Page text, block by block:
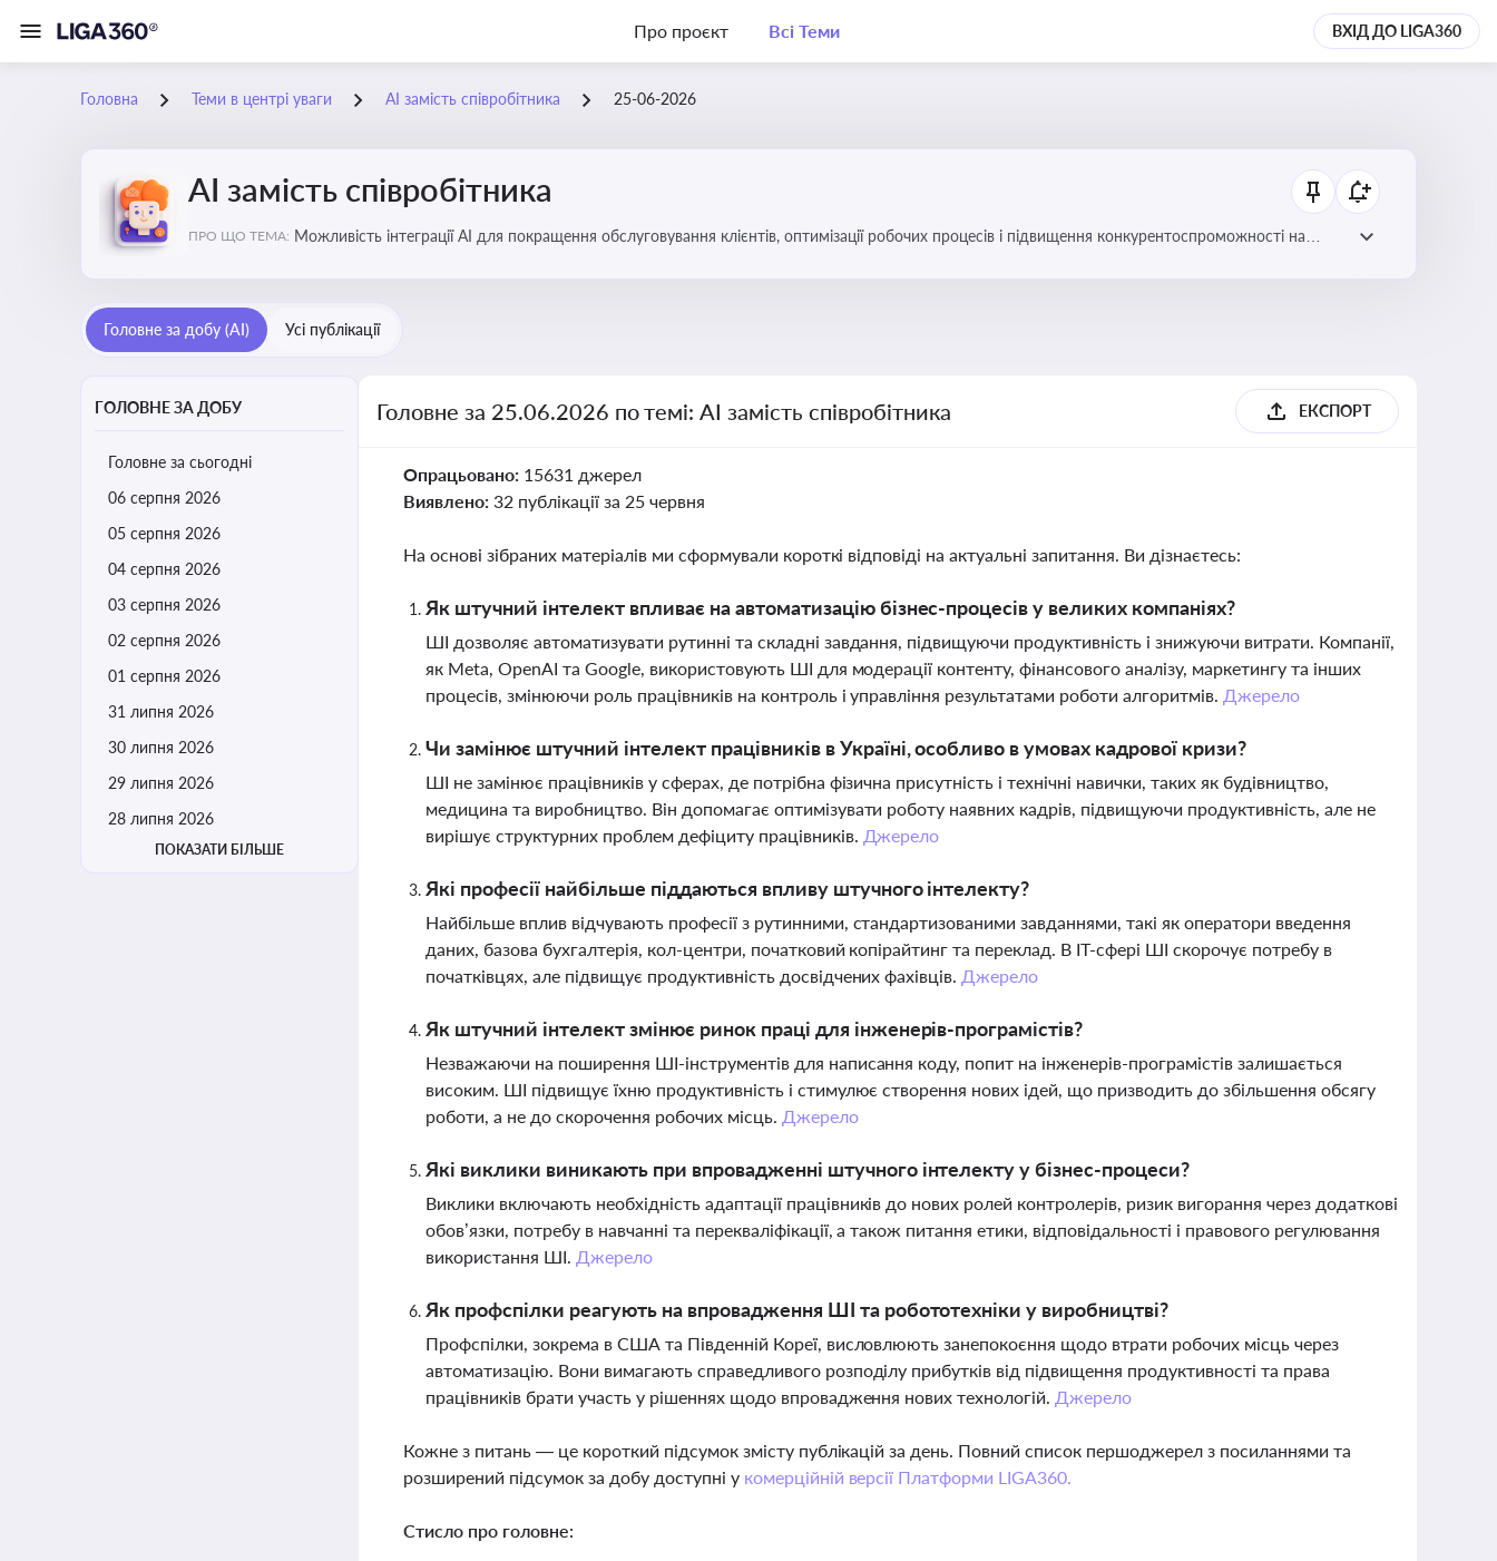
Про проєкт Всі Теми ВХІД ДО LIGA360
Головна Теми в центрі уваги АІ замість співробітника 25-06-2026
АІ замість співробітника
ПРО ЩО ТЕМА: Можливість інтеграції АІ для покращення обслуговування клієнтів, оптимізації робочих процесів і підвищення конкурентоспроможності на
Головне за добу (AI) Усі публікації
ГОЛОВНЕ ЗА ДОБУ
Головне за сьогодні
06 серпня 2026
05 серпня 2026
04 серпня 2026
03 серпня 2026
02 серпня 2026
01 серпня 2026
31 липня 2026
30 липня 2026
29 липня 2026
28 липня 2026
ПОКАЗАТИ БІЛЬШЕ
Головне за 25.06.2026 по темі: АІ замість співробітника ЕКСПОРТ
Опрацьовано: 15631 джерел
Виявлено: 32 публікації за 25 червня
На основі зібраних матеріалів ми сформували короткі відповіді на актуальні запитання. Ви дізнаєтесь:
Як штучний інтелект впливає на автоматизацію бізнес-процесів у великих компаніях?
ШІ дозволяє автоматизувати рутинні та складні завдання, підвищуючи продуктивність і знижуючи витрати. Компанії,
як Meta, OpenAI та Google, використовують ШІ для модерації контенту, фінансового аналізу, маркетингу та інших
процесів, змінюючи роль працівників на контроль і управління результатами роботи алгоритмів. Джерело
Чи замінює штучний інтелект працівників в Україні, особливо в умовах кадрової кризи?
ШІ не замінює працівників у сферах, де потрібна фізична присутність і технічні навички, таких як будівництво,
медицина та виробництво. Він допомагає оптимізувати роботу наявних кадрів, підвищуючи продуктивність, але не
вирішує структурних проблем дефіциту працівників. Джерело
Які професії найбільше піддаються впливу штучного інтелекту?
Найбільше вплив відчувають професії з рутинними, стандартизованими завданнями, такі як оператори введення
даних, базова бухгалтерія, кол-центри, початковий копірайтинг та переклад. В ІТ-сфері ШІ скорочує потребу в
початківцях, але підвищує продуктивність досвідчених фахівців. Джерело
Як штучний інтелект змінює ринок праці для інженерів-програмістів?
Незважаючи на поширення ШІ-інструментів для написання коду, попит на інженерів-програмістів залишається
високим. ШІ підвищує їхню продуктивність і стимулює створення нових ідей, що призводить до збільшення обсягу
роботи, а не до скорочення робочих місць. Джерело
Які виклики виникають при впровадженні штучного інтелекту у бізнес-процеси?
Виклики включають необхідність адаптації працівників до нових ролей контролерів, ризик вигорання через додаткові
обов’язки, потребу в навчанні та перекваліфікації, а також питання етики, відповідальності і правового регулювання
використання ШІ. Джерело
Як профспілки реагують на впровадження ШІ та робототехніки у виробництві?
Профспілки, зокрема в США та Південній Кореї, висловлюють занепокоєння щодо втрати робочих місць через
автоматизацію. Вони вимагають справедливого розподілу прибутків від підвищення продуктивності та права
працівників брати участь у рішеннях щодо впровадження нових технологій. Джерело
Кожне з питань — це короткий підсумок змісту публікацій за день. Повний список першоджерел з посиланнями та
розширений підсумок за добу доступні у комерційній версії Платформи LIGA360.
Стисло про головне: